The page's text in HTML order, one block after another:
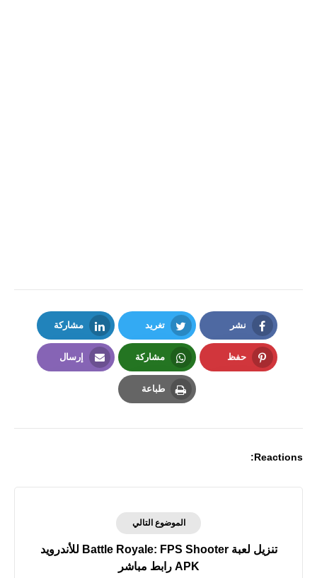
نشر
Facebook
تغريد
Twitter
مشاركة
LinkedIn
حفظ مشاركة
Whatsapp
إرسال
طباعة
Reactions:
الموضوع التالي
تنزيل لعبة Battle Royale: FPS Shooter للأندرويد
APK رابط مباشر